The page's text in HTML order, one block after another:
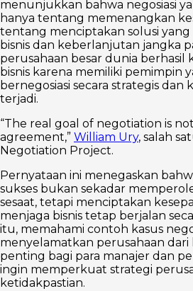
menunjukkan bahwa negosiasi
hanya tentang memenangkan
tentang menciptakan solusi
bisnis dan keberlanjutan jangka
perusahaan besar dunia berhasil
bisnis karena memiliki pemimpin
bernegosiasi secara strategis dan
terjadi.
“The real goal of negotiation is
agreement,” William Ury, salah
Negotiation Project.
Pernyataan ini menegaskan
sukses bukan sekadar
sesaat, tetapi menciptakan
menjaga bisnis tetap berjalan
itu, memahami contoh kasus
menyelamatkan perusahaan
penting bagi para manajer dan
ingin memperkuat strategi
ketidakpastian.